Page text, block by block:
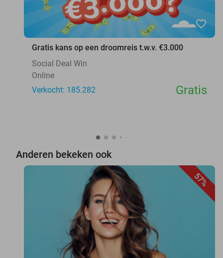
favorite_border
Gratis kans op een droomreis t.w.v. €3.000
Social Deal Win
Online
Verkocht: 185.282
Gratis
Anderen bekeken ook
57%